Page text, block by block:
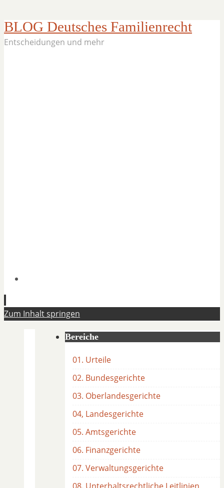
BLOG Deutsches Familienrecht
Entscheidungen und mehr
Zum Inhalt springen
Bereiche
01. Urteile
02. Bundesgerichte
03. Oberlandesgerichte
04, Landesgerichte
05. Amtsgerichte
06. Finanzgerichte
07. Verwaltungsgerichte